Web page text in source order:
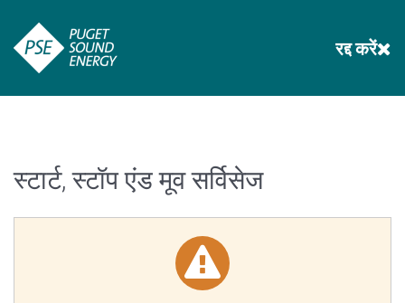
रद्द करें
स्टार्ट, स्टॉप एंड मूव सर्विसेज